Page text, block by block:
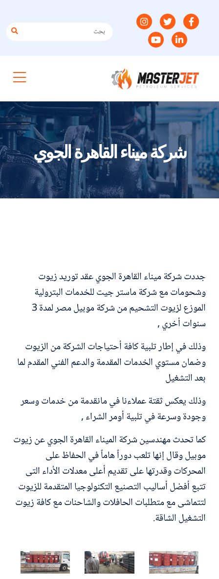
شركة ميناء القاهرة الجوي
جددت شركة ميناء القاهرة الجوي عقد توريد زيوت
وشحومات مع شركة ماستر جيت للخدمات البترولية
الموزع لزيوت التشحيم من شركة موبيل مصر لمدة 3
سنوات أخري ,
وذلك في إطار تلبية كافة أحتياجات الشركة من الزيوت
وضمان مستوي الخدمات المقدمة والدعم الفني المقدم لما
بعد التشغيل
وذلك يعكس ثقتة عملاءنا في مانقدمة من خدمات وسعر
وجودة وسرعة في تلبية أومر الشراء ,
كما تحدث مهندسين شركة الميناء القاهرة الجوي عن زيوت
موبيل وقال إنها تلعب دوراً هاماً في الحفاظ على
المحركات وقدرتها على تقديم أعلى معدلات الأداء التى
تتبع أفضل أساليب التصنيع التكنولوجيا المتقدمة للزيوت
لتتماشى مع متطلبات الحافلات والشاحنات مع كافة زيوت
التشغيل الشاقة.